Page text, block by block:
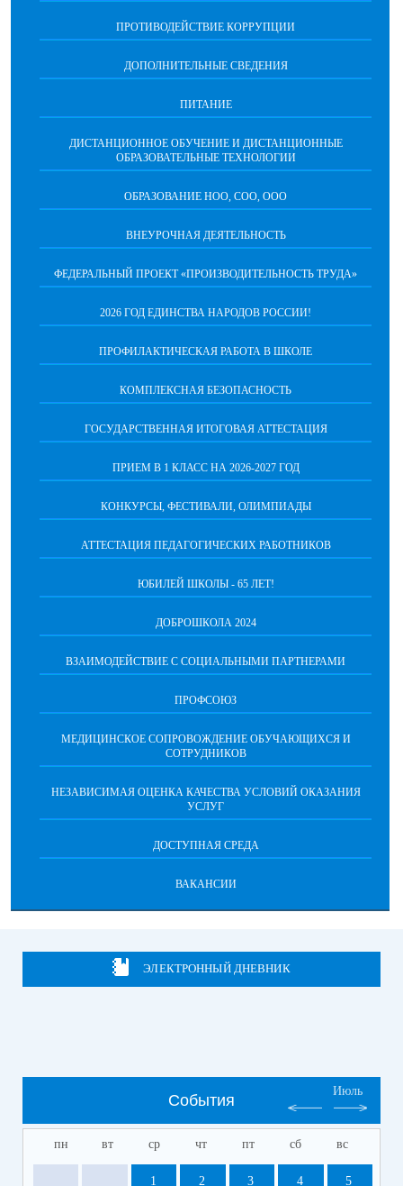
ПРОТИВОДЕЙСТВИЕ КОРРУПЦИИ
ДОПОЛНИТЕЛЬНЫЕ СВЕДЕНИЯ
ПИТАНИЕ
ДИСТАНЦИОННОЕ ОБУЧЕНИЕ И ДИСТАНЦИОННЫЕ
ОБРАЗОВАТЕЛЬНЫЕ ТЕХНОЛОГИИ
ОБРАЗОВАНИЕ НОО, СОО, ООО
ВНЕУРОЧНАЯ ДЕЯТЕЛЬНОСТЬ
ФЕДЕРАЛЬНЫЙ ПРОЕКТ «ПРОИЗВОДИТЕЛЬНОСТЬ ТРУДА»
2026 ГОД ЕДИНСТВА НАРОДОВ РОССИИ!
ПРОФИЛАКТИЧЕСКАЯ РАБОТА В ШКОЛЕ
КОМПЛЕКСНАЯ БЕЗОПАСНОСТЬ
ГОСУДАРСТВЕННАЯ ИТОГОВАЯ АТТЕСТАЦИЯ
ПРИЕМ В 1 КЛАСС НА 2026-2027 ГОД
КОНКУРСЫ, ФЕСТИВАЛИ, ОЛИМПИАДЫ
АТТЕСТАЦИЯ ПЕДАГОГИЧЕСКИХ РАБОТНИКОВ
ЮБИЛЕЙ ШКОЛЫ - 65 ЛЕТ!
ДОБРОШКОЛА 2024
ВЗАИМОДЕЙСТВИЕ С СОЦИАЛЬНЫМИ ПАРТНЕРАМИ
ПРОФСОЮЗ
МЕДИЦИНСКОЕ СОПРОВОЖДЕНИЕ ОБУЧАЮЩИХСЯ И
СОТРУДНИКОВ
НЕЗАВИСИМАЯ ОЦЕНКА КАЧЕСТВА УСЛОВИЙ ОКАЗАНИЯ
УСЛУГ
ДОСТУПНАЯ СРЕДА
ВАКАНСИИ
ЭЛЕКТРОННЫЙ ДНЕВНИК
События
Июль
пн вт ср чт пт сб вс
1 2 3 4 5